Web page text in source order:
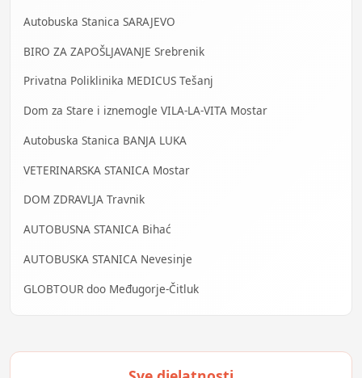
Autobuska Stanica SARAJEVO
BIRO ZA ZAPOŠLJAVANJE Srebrenik
Privatna Poliklinika MEDICUS Tešanj
Dom za Stare i iznemogle VILA-LA-VITA Mostar
Autobuska Stanica BANJA LUKA
VETERINARSKA STANICA Mostar
DOM ZDRAVLJA Travnik
AUTOBUSNA STANICA Bihać
AUTOBUSKA STANICA Nevesinje
GLOBTOUR doo Međugorje-Čitluk